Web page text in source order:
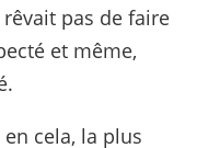
pas de faire
et même,
cela, la plus